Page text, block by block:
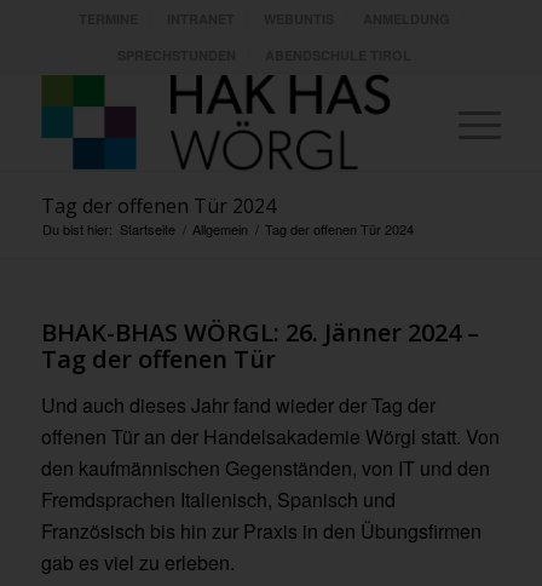
Tag der offenen Tür 2024
Du bist hier: Startseite / Allgemein / Tag der offenen Tür 2024
BHAK-BHAS WÖRGL: 26. Jänner 2024 –
Tag der offenen Tür
Und auch dieses Jahr fand wieder der Tag der
offenen Tür an der Handelsakademie Wörgl statt. Von
den kaufmännischen Gegenständen, von IT und den
Fremdsprachen Italienisch, Spanisch und
Französisch bis hin zur Praxis in den Übungsfirmen
gab es viel zu erleben.